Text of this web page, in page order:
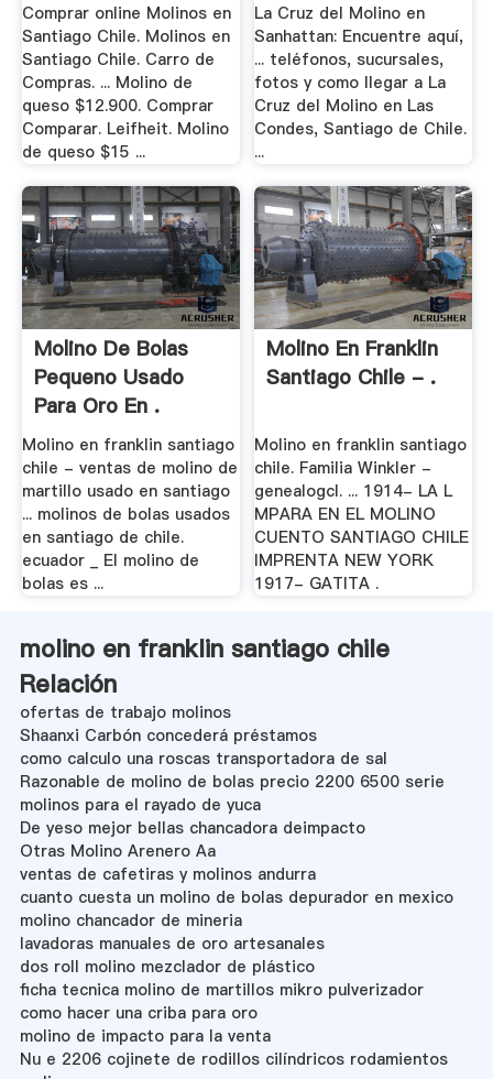
Comprar online Molinos en
Santiago Chile. Molinos en
Santiago Chile. Carro de
Compras. ... Molino de
queso $12.900. Comprar
Comparar. Leifheit. Molino
de queso $15 ...
La Cruz del Molino en
Sanhattan: Encuentre aquí,
... teléfonos, sucursales,
fotos y como llegar a La
Cruz del Molino en Las
Condes, Santiago de Chile.
...
Molino De Bolas
Pequeno Usado
Para Oro En .
Molino en franklin santiago
chile - ventas de molino de
martillo usado en santiago
... molinos de bolas usados
en santiago de chile.
ecuador _ El molino de
bolas es ...
Molino En Franklin
Santiago Chile - .
Molino en franklin santiago
chile. Familia Winkler -
genealogcl. ... 1914- LA L
MPARA EN EL MOLINO
CUENTO SANTIAGO CHILE
IMPRENTA NEW YORK
1917- GATITA .
molino en franklin santiago chile
Relación
ofertas de trabajo molinos
Shaanxi Carbón concederá préstamos
como calculo una roscas transportadora de sal
Razonable de molino de bolas precio 2200 6500 serie
molinos para el rayado de yuca
De yeso mejor bellas chancadora deimpacto
Otras Molino Arenero Aa
ventas de cafetiras y molinos andurra
cuanto cuesta un molino de bolas depurador en mexico
molino chancador de mineria
lavadoras manuales de oro artesanales
dos roll molino mezclador de plástico
ficha tecnica molino de martillos mikro pulverizador
como hacer una criba para oro
molino de impacto para la venta
Nu e 2206 cojinete de rodillos cilíndricos rodamientos